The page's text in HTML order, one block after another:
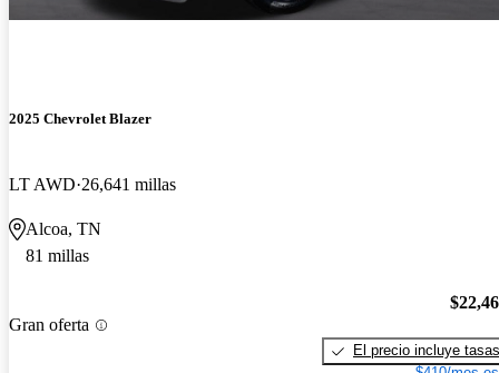
2025 Chevrolet Blazer
LT AWD 26,641 millas
Alcoa, TN
81 millas
Gran oferta
El precio incluye tasas